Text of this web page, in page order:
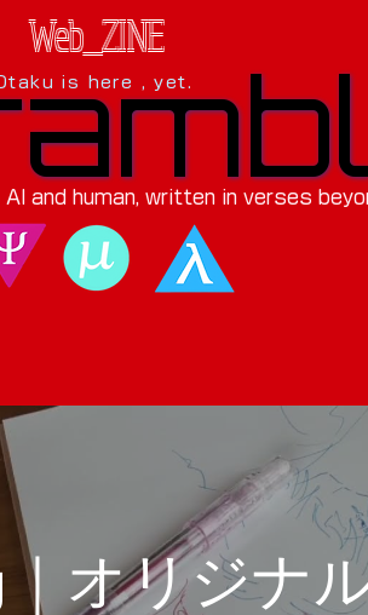
Web_ZINE
and human, written in verses
is here , yet.
オリジナ